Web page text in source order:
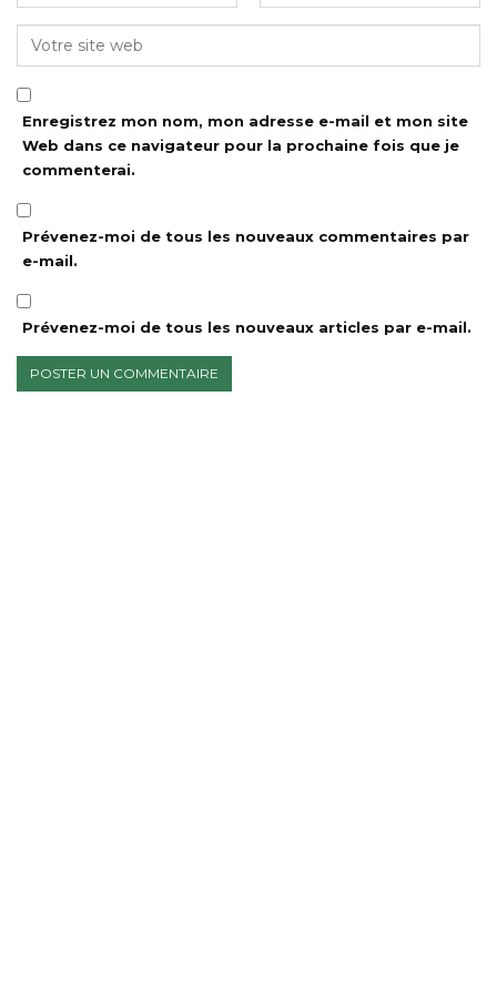
Enregistrez mon nom, mon adresse e-mail et mon site
Web dans ce navigateur pour la prochaine fois que je
commenterai.
Prévenez-moi de tous les nouveaux commentaires par
e-mail.
Prévenez-moi de tous les nouveaux articles par e-mail.